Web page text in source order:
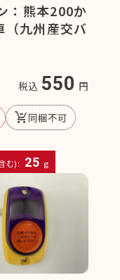
：熊本200か
（九州産交バ
税込 550 円
remove_shopping_cart同梱不可
む): 25 g